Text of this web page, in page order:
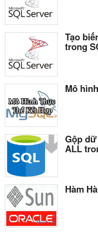
Tạo
trong
Mô
Gộp
ALL
Hàm